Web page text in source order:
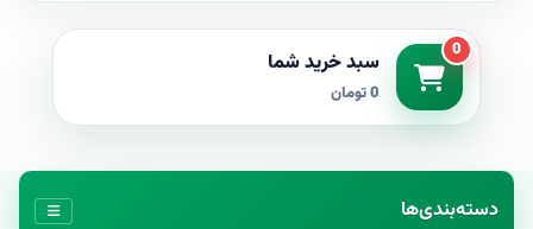
0 سبد خرید شما
0 تومان
دسته‌بندی‌ها